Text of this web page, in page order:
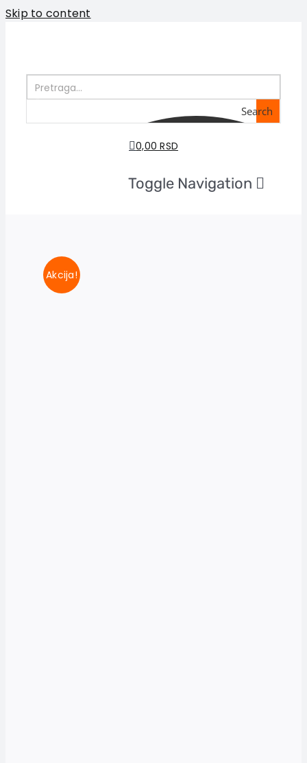
Skip to content
Search
0,00 RSD
Toggle Navigation
Knjige
U pripremi
Akcija
Akcija!